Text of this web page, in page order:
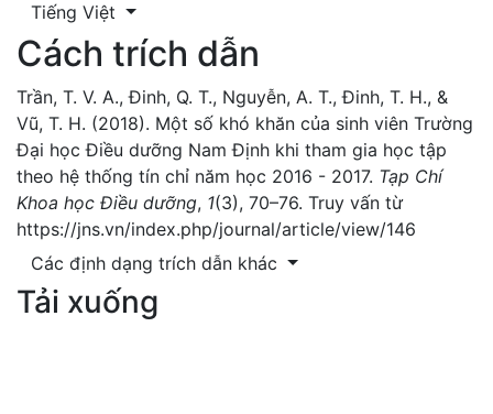
Tiếng Việt
Cách trích dẫn
Trần, T. V. A., Đinh, Q. T., Nguyễn, A. T., Đinh, T. H., &
Vũ, T. H. (2018). Một số khó khăn của sinh viên Trường
Đại học Điều dưỡng Nam Định khi tham gia học tập
theo hệ thống tín chỉ năm học 2016 - 2017. Tạp Chí
Khoa học Điều dưỡng, 1(3), 70–76. Truy vấn từ
https://jns.vn/index.php/journal/article/view/146
Các định dạng trích dẫn khác
Tải xuống